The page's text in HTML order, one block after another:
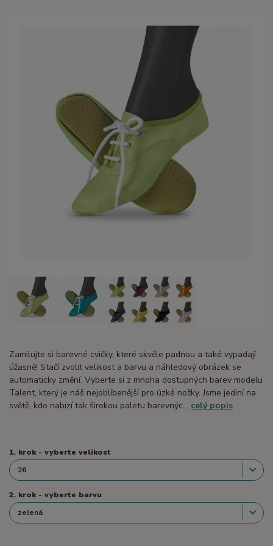
Zamilujte si barevné cvičky, které skvěle padnou a také vypadají
úžasně! Stačí zvolit velikost a barvu a náhledový obrázek se
automaticky změní. Vyberte si z mnoha dostupných barev modelu
Talent, který je náš nejoblíbenější pro úzké nožky. Jsme jediní na
světě, kdo nabízí tak širokou paletu barevnýc... celý popis
1. krok - vyberte velikost
2. krok - vyberte barvu